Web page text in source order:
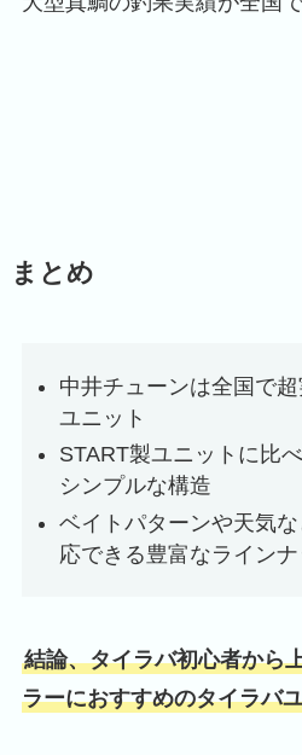
まとめ
中井チューンは全国で
ユニット
START製ユニットに比
シンプルな構造
ベイトパターンや天気
応できる豊富なライン
結論、タイラバ初心者から
ラーにおすすめのタイラ